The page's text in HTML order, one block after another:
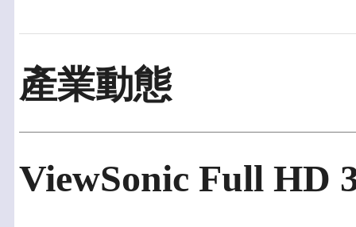
產業動態
ViewSonic Full HD